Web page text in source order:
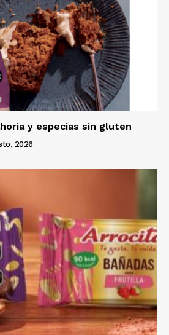
y especias sin gluten
2026